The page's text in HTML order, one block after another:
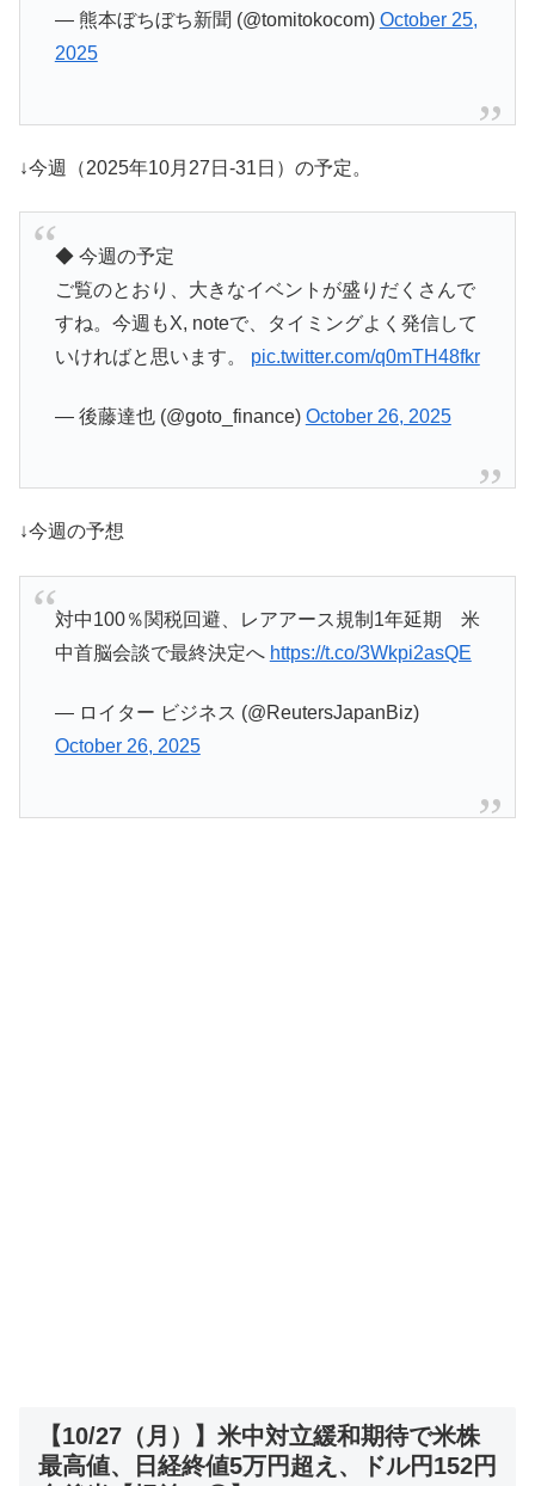
— 熊本ぼちぼち新聞 (@tomitokocom) October 25,
2025
↓今週（2025年10月27日-31日）の予定。
◆ 今週の予定
ご覧のとおり、大きなイベントが盛りだくさんで
すね。今週もX, noteで、タイミングよく発信して
いければと思います。 pic.twitter.com/q0mTH48fkr
— 後藤達也 (@goto_finance) October 26, 2025
↓今週の予想
対中100％関税回避、レアアース規制1年延期 米
中首脳会談で最終決定へ https://t.co/3Wkpi2asQE
— ロイター ビジネス (@ReutersJapanBiz)
October 26, 2025
【10/27（月）】米中対立緩和期待で米株
最高値、日経終値5万円超え、ドル円152円